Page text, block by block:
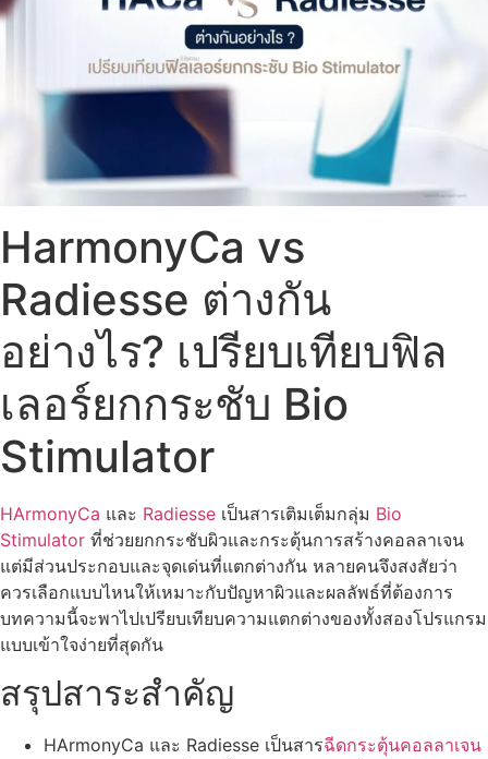
HarmonyCa vs
Radiesse ต่างกัน
อย่างไร? เปรียบเทียบฟิล
เลอร์ยกกระชับ Bio
Stimulator
HArmonyCa และ Radiesse เป็นสารเติมเต็มกลุ่ม Bio
Stimulator ที่ช่วยยกกระชับผิวและกระตุ้นการสร้างคอลลาเจน
แต่มีส่วนประกอบและจุดเด่นที่แตกต่างกัน หลายคนจึงสงสัยว่า
ควรเลือกแบบไหนให้เหมาะกับปัญหาผิวและผลลัพธ์ที่ต้องการ
บทความนี้จะพาไปเปรียบเทียบความแตกต่างของทั้งสองโปรแกรม
แบบเข้าใจง่ายที่สุดกัน
สรุปสาระสำคัญ
HArmonyCa และ Radiesse เป็นสารฉีดกระตุ้นคอลลาเจน